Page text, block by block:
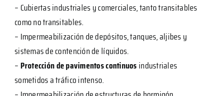
– Cubiertas industriales y comerciales, tanto transitables
como no transitables.
– Impermeabilización de depósitos, tanques, aljibes y
sistemas de contención de líquidos.
– Protección de pavimentos continuosindustriales
sometidos a tráfico intenso.